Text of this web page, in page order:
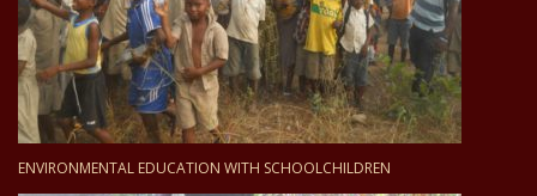
ENVIRONMENTAL EDUCATION WITH SCHOOLCHILDREN